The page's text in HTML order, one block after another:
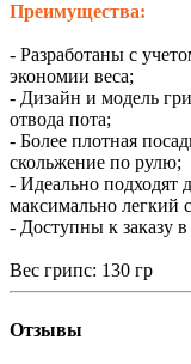
Преимущества:
- Разработаны с
экономии веса;
- Дизайн и модель
отвода пота;
- Более плотная
скольжение по рулю;
- Идеально подходят
максимально легкий
- Доступны к заказу
Вес грипс: 130 гр
Отзывы